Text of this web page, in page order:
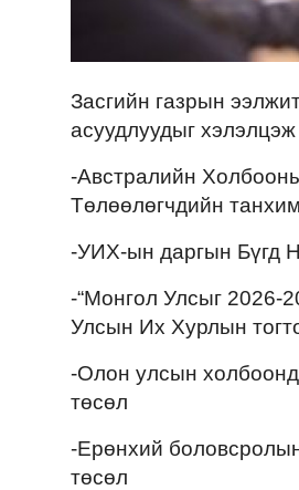
Засгийн газрын
асуудлуудыг
-Австралийн
Төлөөлөгчдийн
-УИХ-ын даргын Бүгд
-“Монгол Улсыг 2026-
Улсын Их Хурлын
-Олон улсын холбоонд
төсөл
-Ерөнхий
төсөл